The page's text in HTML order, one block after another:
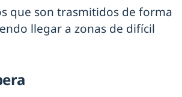
que son trasmitidos de forma
llegar a zonas de difícil